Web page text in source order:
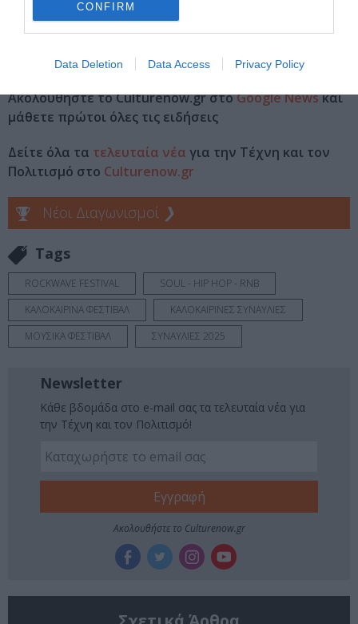
CONFIRM
Data Deletion Data Access Privacy Policy
Πληροφορίες / Κρατήσεις:
Ακολουθήστε το Culturenow.gr στοGoogle Newsκαι
μάθετε πρώτοι όλες τις ειδήσεις
Δείτε όλα τα τελευταία νέα για την Τέχνη και τον
Πολιτισμό στο Culturenow.gr
Νέοι Διαγωνισμοί ❯
Tags
ROCKWAVE FESTIVAL
SOUL - HIP HOP - RNB
ΚΑΛΟΚΑΙΡΙΝΑ ΦΕΣΤΙΒΑΛ
ΚΑΛΟΚΑΙΡΙΝΕΣ ΣΥΝΑΥΛΙΕΣ
ΜΟΥΣΙΚΑ ΦΕΣΤΙΒΑΛ
ΣΥΝΑΥΛΙΕΣ 2025
Newsletter
Κάθε βδομάδα στο e-mail σας τα τελευταία νέα για
την Τέχνη και τον Πολιτισμό!
Ακολουθήστε το Culturenow.gr